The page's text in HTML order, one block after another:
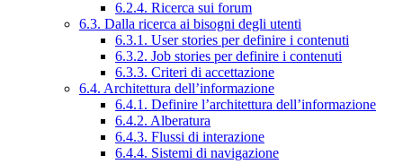
6.2.4. Ricerca sui forum
6.3. Dalla ricerca ai bisogni degli utenti
6.3.1. User stories per definire i contenuti
6.3.2. Job stories per definire i contenuti
6.3.3. Criteri di accettazione
6.4. Architettura dell’informazione
6.4.1. Definire l’architettura dell’informazione
6.4.2. Alberatura
6.4.3. Flussi di interazione
6.4.4. Sistemi di navigazione